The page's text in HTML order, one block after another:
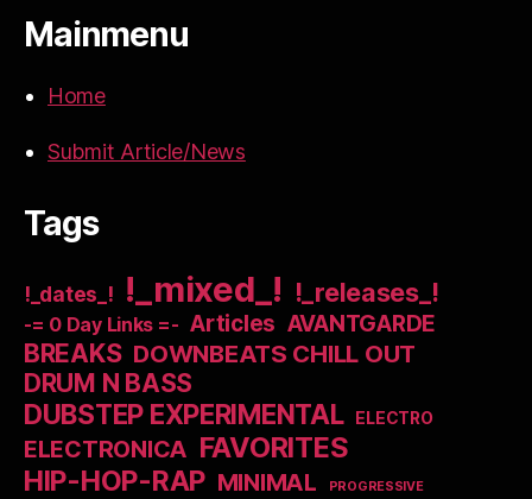
Mainmenu
Home
Submit Article/News
Tags
!_dates_! !_mixed_! !_releases_!
-= 0 Day Links =- Articles AVANTGARDE
BREAKS DOWNBEATS CHILL OUT
DRUM N BASS
DUBSTEP EXPERIMENTAL ELECTRO
ELECTRONICA FAVORITES
HIP-HOP-RAP MINIMAL PROGRESSIVE